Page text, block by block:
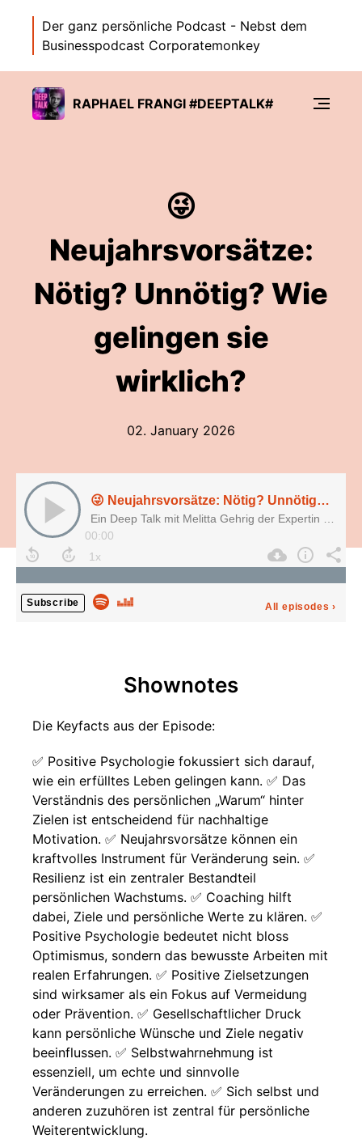
Der ganz persönliche Podcast - Nebst dem
Businesspodcast Corporatemonkey
RAPHAEL FRANGI #DEEPTALK#
😜
Neujahrsvorsätze:
Nötig? Unnötig? Wie
gelingen sie
wirklich?
02. January 2026
😜 Neujahrsvorsätze: Nötig? Unnötig? Wie gelingen sie wirklich?
00:00
Subscribe All episodes ›
Shownotes
Die Keyfacts aus der Episode:
✅ Positive Psychologie fokussiert sich darauf,
wie ein erfülltes Leben gelingen kann. ✅ Das
Verständnis des persönlichen „Warum“ hinter
Zielen ist entscheidend für nachhaltige
Motivation. ✅ Neujahrsvorsätze können ein
kraftvolles Instrument für Veränderung sein. ✅
Resilienz ist ein zentraler Bestandteil
persönlichen Wachstums. ✅ Coaching hilft
dabei, Ziele und persönliche Werte zu klären. ✅
Positive Psychologie bedeutet nicht bloss
Optimismus, sondern das bewusste Arbeiten mit
realen Erfahrungen. ✅ Positive Zielsetzungen
sind wirksamer als ein Fokus auf Vermeidung
oder Prävention. ✅ Gesellschaftlicher Druck
kann persönliche Wünsche und Ziele negativ
beeinflussen. ✅ Selbstwahrnehmung ist
essenziell, um echte und sinnvolle
Veränderungen zu erreichen. ✅ Sich selbst und
anderen zuzuhören ist zentral für persönliche
Weiterentwicklung.